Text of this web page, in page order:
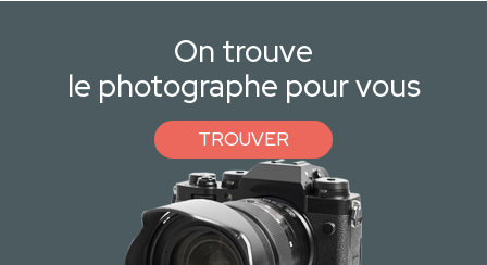
On trouve
le photographe pour vous
TROUVER